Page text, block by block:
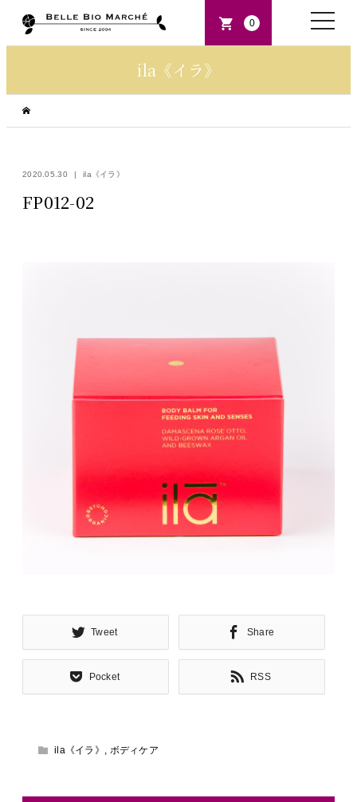
0
toggle
ila《イラ》
2020.05.30 ila《イラ》
FP012-02
Tweet Share
Pocket RSS
ila《イラ》 ボディケア